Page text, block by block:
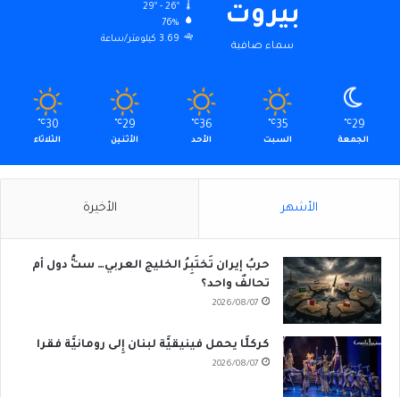
بيروت
سماء صافية
29º - 26º
76%
3.69 كيلومتر/ساعة
29
℃
الجمعة
35
℃
السبت
36
℃
الأحد
29
℃
الأثنين
30
℃
الثلاثاء
الأشهر الأخيرة
حربُ إيران تَختَبِرُ الخليج العربي… ستُّ دول أم
تحالفٌ واحد؟
2026/08/07
كركلَّا يحمل فينيقيَّة لبنان إِلى رومانيَّة فقرا
2026/08/07